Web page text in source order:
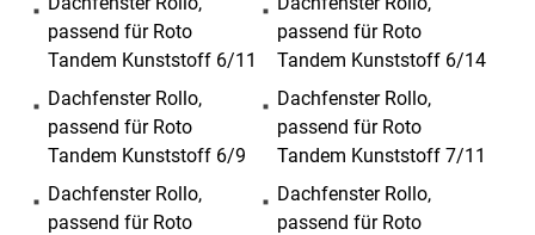
passend für Roto
Tandem Kunststoff 6/11
passend für Roto
Tandem Kunststoff 6/14
Dachfenster Rollo,
passend für Roto
Tandem Kunststoff 6/9
Dachfenster Rollo,
passend für Roto
Tandem Kunststoff 7/11
Dachfenster Rollo,
passend für Roto
Dachfenster Rollo,
passend für Roto